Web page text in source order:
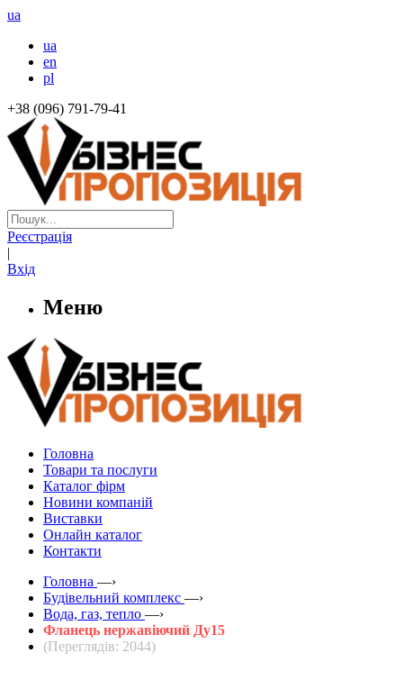
ua
ua
en
pl
+38 (096) 791-79-41
Реєстрація
|
Вхід
Меню
Головна
Товари та послуги
Каталог фірм
Новини компаній
Виставки
Онлайн каталог
Контакти
Головна —›
Будівельний комплекс —›
Вода, газ, тепло —›
Фланець нержавіючий Ду15
(Переглядів: 2044)